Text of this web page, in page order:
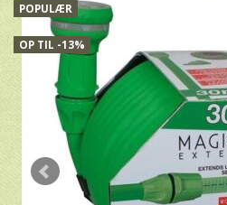
POPULÆR
OP TIL -13%